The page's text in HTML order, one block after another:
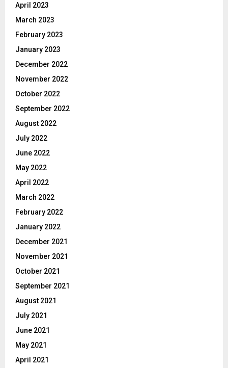
April 2023
March 2023
February 2023
January 2023
December 2022
November 2022
October 2022
September 2022
August 2022
July 2022
June 2022
May 2022
April 2022
March 2022
February 2022
January 2022
December 2021
November 2021
October 2021
September 2021
August 2021
July 2021
June 2021
May 2021
April 2021